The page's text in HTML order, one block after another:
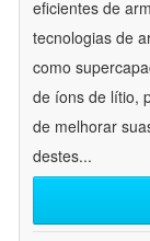
eficientes de
tecnologias de
como
de íons de lítio,
de melhorar
destes...